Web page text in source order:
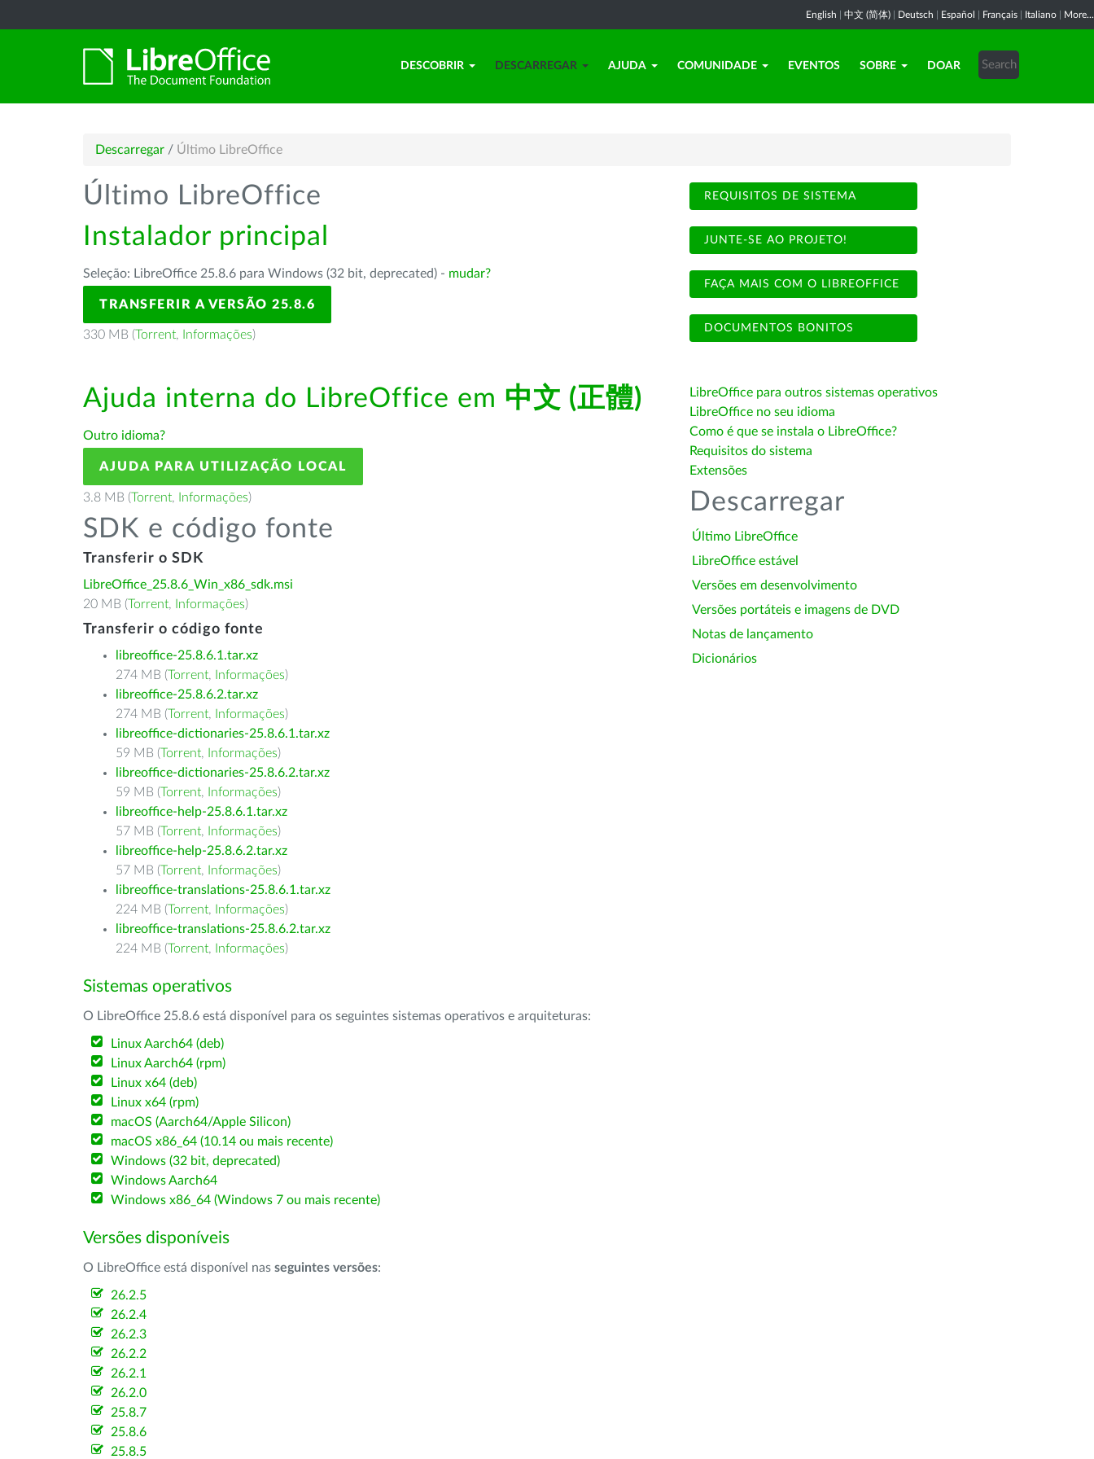
English 中文 (简体) Deutsch Español Français Italiano More...
DESCOBRIR DESCARREGAR AJUDA COMUNIDADE EVENTOS SOBRE DOAR
Descarregar / Último LibreOffice
Último LibreOffice
Instalador principal
Seleção: LibreOffice 25.8.6 para Windows (32 bit, deprecated) - mudar?
TRANSFERIR A VERSÃO 25.8.6
330 MB (Torrent, Informações)
Ajuda interna do LibreOffice em 中文 (正體)
Outro idioma?
AJUDA PARA UTILIZAÇÃO LOCAL
3.8 MB (Torrent, Informações)
SDK e código fonte
Transferir o SDK
LibreOffice_25.8.6_Win_x86_sdk.msi
20 MB (Torrent, Informações)
Transferir o código fonte
libreoffice-25.8.6.1.tar.xz
274 MB (Torrent, Informações)
libreoffice-25.8.6.2.tar.xz
274 MB (Torrent, Informações)
libreoffice-dictionaries-25.8.6.1.tar.xz
59 MB (Torrent, Informações)
libreoffice-dictionaries-25.8.6.2.tar.xz
59 MB (Torrent, Informações)
libreoffice-help-25.8.6.1.tar.xz
57 MB (Torrent, Informações)
libreoffice-help-25.8.6.2.tar.xz
57 MB (Torrent, Informações)
libreoffice-translations-25.8.6.1.tar.xz
224 MB (Torrent, Informações)
libreoffice-translations-25.8.6.2.tar.xz
224 MB (Torrent, Informações)
Sistemas operativos
O LibreOffice 25.8.6 está disponível para os seguintes sistemas operativos e arquiteturas:
Linux Aarch64 (deb)
Linux Aarch64 (rpm)
Linux x64 (deb)
Linux x64 (rpm)
macOS (Aarch64/Apple Silicon)
macOS x86_64 (10.14 ou mais recente)
Windows (32 bit, deprecated)
Windows Aarch64
Windows x86_64 (Windows 7 ou mais recente)
Versões disponíveis
O LibreOffice está disponível nas seguintes versões:
26.2.5
26.2.4
26.2.3
26.2.2
26.2.1
26.2.0
25.8.7
25.8.6
25.8.5
REQUISITOS DE SISTEMA
JUNTE-SE AO PROJETO!
FAÇA MAIS COM O LIBREOFFICE
DOCUMENTOS BONITOS
LibreOffice para outros sistemas operativos
LibreOffice no seu idioma
Como é que se instala o LibreOffice?
Requisitos do sistema
Extensões
Descarregar
Último LibreOffice
LibreOffice estável
Versões em desenvolvimento
Versões portáteis e imagens de DVD
Notas de lançamento
Dicionários